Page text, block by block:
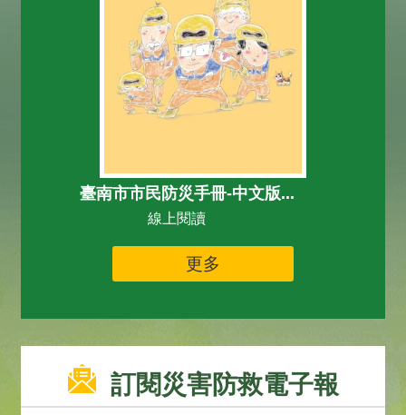
臺南市市民防災手冊-中文版...
線上閱讀
更多
訂閱災害防救電子報